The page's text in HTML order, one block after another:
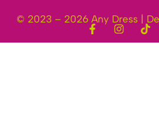
© 2023 – 2026 Any Dress |